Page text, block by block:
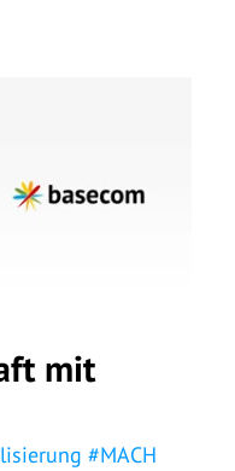
mit
#MACH